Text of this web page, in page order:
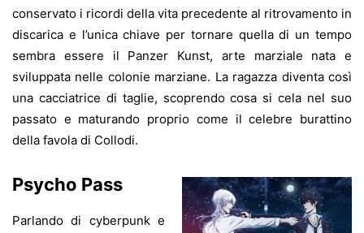
conservato i ricordi della vita precedente al ritrovamento in
discarica e l’unica chiave per tornare quella di un tempo
sembra essere il Panzer Kunst, arte marziale nata e
sviluppata nelle colonie marziane. La ragazza diventa così
una cacciatrice di taglie, scoprendo cosa si cela nel suo
passato e maturando proprio come il celebre burattino
della favola di Collodi.
Psycho Pass
Parlando di cyberpunk e